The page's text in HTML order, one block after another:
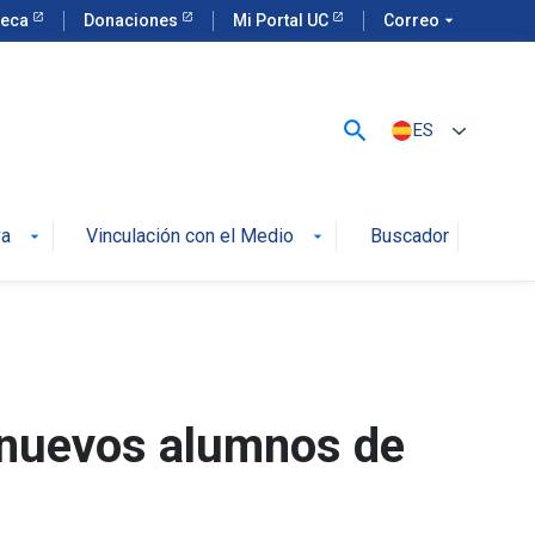
Donaciones Mi Portal UC Correo arrow_drop_down
search ES
arrow_drop_down Vinculación con el Medio arrow_drop_down Buscador
alumnos de